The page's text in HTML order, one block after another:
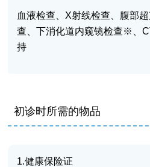
血液检查、X射线检查、腹部
查、下消化道内窥镜检查※、
持
初诊时所需的物品
1.健康保险证